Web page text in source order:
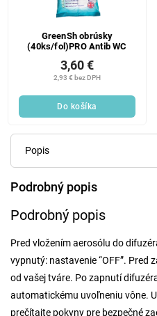
GreenSh obrúsky
(40ks/fol)PRO Antib WC
2,93 € bez DPH
3,60 €
Do košíka
Popis
Podrobný popis
Podrobný popis
Pred vložením aerosólu do
vypnutý: nastavenie “OFF”.
od vašej tváre. Po zapnutí
automatickému uvoľneniu vône.
prečítajte pokyny pre bezpečné